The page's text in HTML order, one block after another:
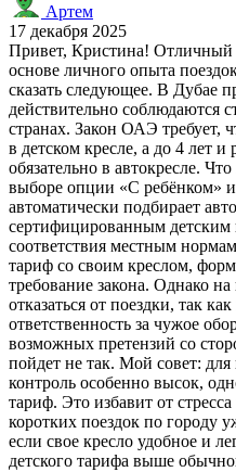
Артем
17 декабря 2025
Привет, Кристина! Отличный
основе личного опыта
сказать следующее. В Дубае
действительно соблюдаются
странах. Закон ОАЭ требует,
в детском кресле, а до 4 лет
обязательно в автокресле.
выборе опции «С ребёнком»
автоматически подбирает
сертифицированным детским
соответствия местным
тариф со своим креслом,
требование закона. Однако
отказаться от поездки, так
ответственность за чужое
возможных претензий со
пойдет не так. Мой совет: для
контроль особенно высок,
тариф. Это избавит от
коротких поездок по городу
если свое кресло удобное и
детского тарифа выше